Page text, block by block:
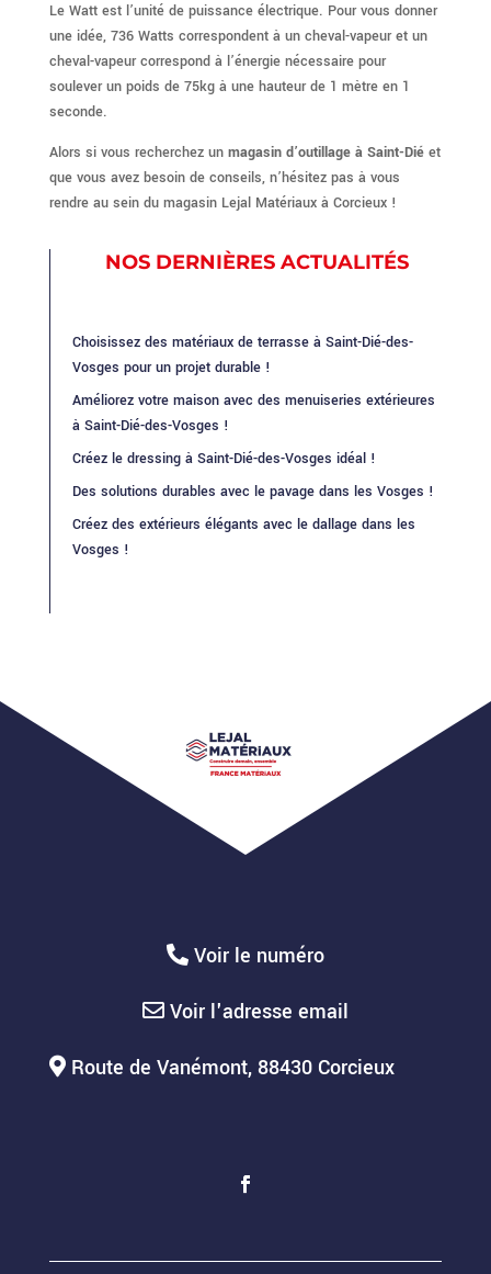
Le Watt est l’unité de puissance électrique. Pour vous donner
une idée, 736 Watts correspondent à un cheval-vapeur et un
cheval-vapeur correspond à l’énergie nécessaire pour
soulever un poids de 75kg à une hauteur de 1 mètre en 1
seconde.
Alors si vous recherchez un magasin d’outillage à Saint-Diéet
que vous avez besoin de conseils, n’hésitez pas à vous
rendre au sein du magasin Lejal Matériaux à Corcieux !
NOS DERNIÈRES ACTUALITÉS
Choisissez des matériaux de terrasse à Saint-Dié-des-
Vosges pour un projet durable !
Améliorez votre maison avec des menuiseries extérieures
à Saint-Dié-des-Vosges !
Créez le dressing à Saint-Dié-des-Vosges idéal !
Des solutions durables avec le pavage dans les Vosges !
Créez des extérieurs élégants avec le dallage dans les
Vosges !
Voir le numéro
Voir l'adresse email
Route de Vanémont, 88430 Corcieux